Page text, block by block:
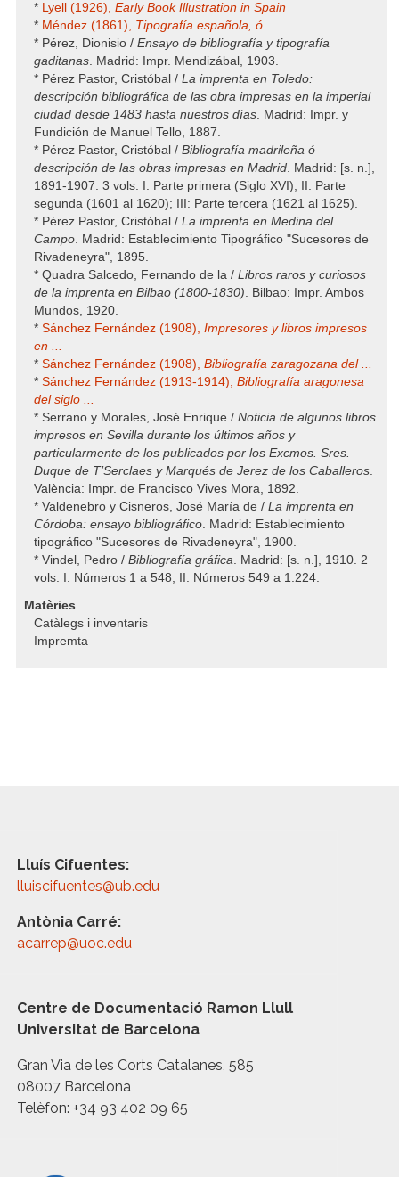
* Lyell (1926), Early Book Illustration in Spain
* Méndez (1861), Tipografía española, ó ...
* Pérez, Dionisio / Ensayo de bibliografía y tipografía
gaditanas. Madrid: Impr. Mendizábal, 1903.
* Pérez Pastor, Cristóbal / La imprenta en Toledo:
descripción bibliográfica de las obra impresas en la imperial
ciudad desde 1483 hasta nuestros días. Madrid: Impr. y
Fundición de Manuel Tello, 1887.
* Pérez Pastor, Cristóbal / Bibliografía madrileña ó
descripción de las obras impresas en Madrid. Madrid: [s. n.],
1891-1907. 3 vols. I: Parte primera (Siglo XVI); II: Parte
segunda (1601 al 1620); III: Parte tercera (1621 al 1625).
* Pérez Pastor, Cristóbal / La imprenta en Medina del
Campo. Madrid: Establecimiento Tipográfico "Sucesores de
Rivadeneyra", 1895.
* Quadra Salcedo, Fernando de la / Libros raros y curiosos
de la imprenta en Bilbao (1800-1830). Bilbao: Impr. Ambos
Mundos, 1920.
* Sánchez Fernández (1908), Impresores y libros impresos
en ...
* Sánchez Fernández (1908), Bibliografía zaragozana del ...
* Sánchez Fernández (1913-1914), Bibliografía aragonesa
del siglo ...
* Serrano y Morales, José Enrique / Noticia de algunos libros
impresos en Sevilla durante los últimos años y
particularmente de los publicados por los Excmos. Sres.
Duque de T’Serclaes y Marqués de Jerez de los Caballeros.
València: Impr. de Francisco Vives Mora, 1892.
* Valdenebro y Cisneros, José María de / La imprenta en
Córdoba: ensayo bibliográfico. Madrid: Establecimiento
tipográfico "Sucesores de Rivadeneyra", 1900.
* Vindel, Pedro / Bibliografía gráfica. Madrid: [s. n.], 1910. 2
vols. I: Números 1 a 548; II: Números 549 a 1.224.
Matèries
Catàlegs i inventaris
Impremta
Lluís Cifuentes:
lluiscifuentes@ub.edu
Antònia Carré:
acarrep@uoc.edu
Centre de Documentació Ramon Llull
Universitat de Barcelona
Gran Via de les Corts Catalanes, 585
08007 Barcelona
Telèfon: +34 93 402 09 65